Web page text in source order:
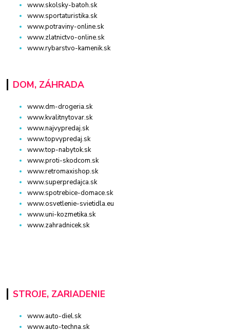
www.skolsky-batoh.sk
www.sportaturistika.sk
www.potraviny-online.sk
www.zlatnictvo-online.sk
www.rybarstvo-kamenik.sk
DOM, ZÁHRADA
www.dm-drogeria.sk
www.kvalitnytovar.sk
www.najvypredaj.sk
www.topvypredaj.sk
www.top-nabytok.sk
www.proti-skodcom.sk
www.retromaxishop.sk
www.superpredajca.sk
www.spotrebice-domace.sk
www.osvetlenie-svietidla.eu
www.uni-kozmetika.sk
www.zahradnicek.sk
STROJE, ZARIADENIE
www.auto-diel.sk
www.auto-techna.sk